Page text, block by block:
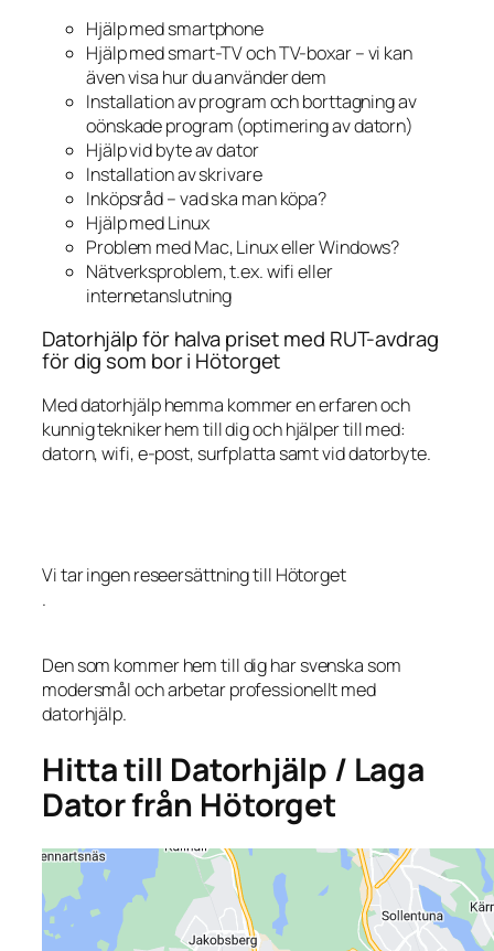
Hjälp med smartphone
Hjälp med smart-TV och TV-boxar – vi kan
även visa hur du använder dem
Installation av program och borttagning av
oönskade program (optimering av datorn)
Hjälp vid byte av dator
Installation av skrivare
Inköpsråd – vad ska man köpa?
Hjälp med Linux
Problem med Mac, Linux eller Windows?
Nätverksproblem, t.ex. wifi eller
internetanslutning
Datorhjälp för halva priset med RUT-avdrag
för dig som bor i Hötorget
Med datorhjälp hemma kommer en erfaren och
kunnig tekniker hem till dig och hjälper till med:
datorn, wifi, e-post, surfplatta samt vid datorbyte.
Vi tar ingen reseersättning till Hötorget
.
Den som kommer hem till dig har svenska som
modersmål och arbetar professionellt med
datorhjälp.
Hitta till Datorhjälp / Laga
Dator från Hötorget